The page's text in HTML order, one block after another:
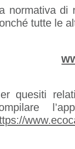
normativa di
tutte le
quesiti